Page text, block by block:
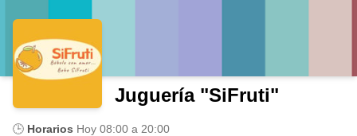
Juguería "SiFruti"
🕒 Horarios Hoy 08:00 a 20:00